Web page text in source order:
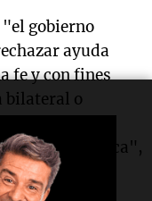
gobierno
ayuda
fe y con fines
bilateral o
tiene
Iglesia Católica",
de
los años.